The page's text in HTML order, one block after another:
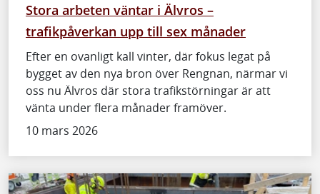
Stora arbeten väntar i Älvros –
trafikpåverkan upp till sex månader
Efter en ovanligt kall vinter, där fokus legat på
bygget av den nya bron över Rengnan, närmar vi
oss nu Älvros där stora trafikstörningar är att
vänta under flera månader framöver.
10 mars 2026